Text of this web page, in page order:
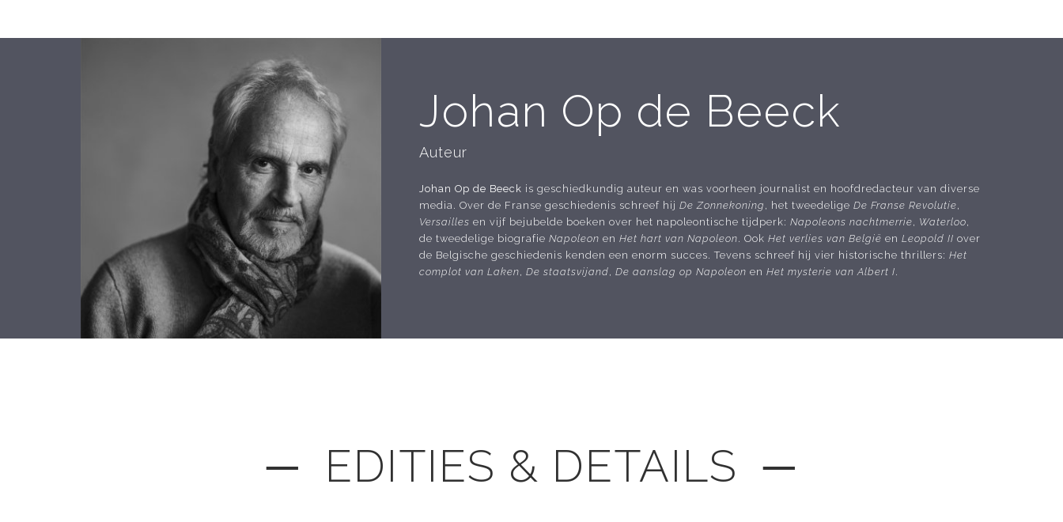
Johan Op de Beeck
Auteur
Johan Op de Beeck is geschiedkundig auteur en was voorheen journalist en hoofdredacteur van diverse
media. Over de Franse geschiedenis schreef hij De Zonnekoning , het tweedelige De Franse Revolutie
Versailles en vijf bejubelde boeken over het napoleontische tijdperk: Napoleons nachtmerrie Waterloo
de tweedelige biografie Napoleon en Het hart van Napoleon . Ook Het verlies van België en Leopold II over
de Belgische geschiedenis kenden een enorm succes. Tevens schreef hij vier historische thrillers: Het
complot van Laken De staatsvijand De aanslag op Napoleon en Het mysterie van Albert I
─ EDITIES & DETAILS ─